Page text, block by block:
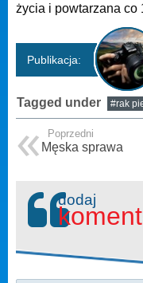
życia i powtarzana co
Publikacja:
Tagged under #rak
Poprzedni
Męska sprawa
dodaj